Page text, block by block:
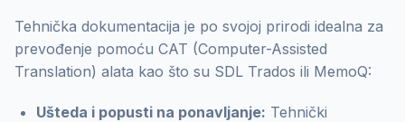
Tehnička dokumentacija je po svojoj prirodi idealna za
prevođenje pomoću CAT (Computer-Assisted
Translation) alata kao što su SDL Trados ili MemoQ:
Ušteda i popusti na ponavljanje: Tehnički